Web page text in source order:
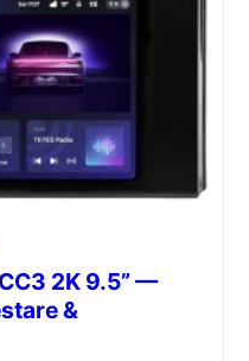
2K 9.5” —
&